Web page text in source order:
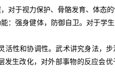
于视力保护、骨骼发育、体态的
强身健体，防御自卫。对于学
性和协调性。武术讲究身法，步
发生改化，对外部事物的反应会